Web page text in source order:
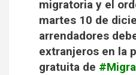
migratoria y el
martes 10 de
arrendadores
extranjeros en la
gratuita de